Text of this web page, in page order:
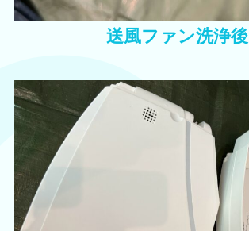
送風ファン洗浄後